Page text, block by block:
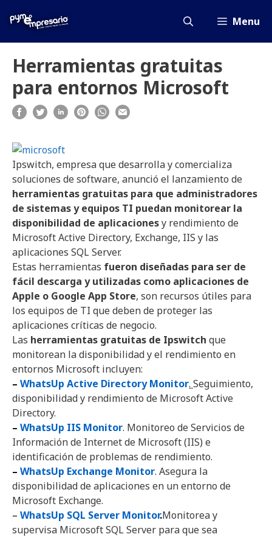
Menu
Herramientas gratuitas
para entornos Microsoft
Ipswitch, empresa que desarrolla y comercializa
soluciones de software, anunció el lanzamiento de
herramientas gratuitas para que administradores
de sistemas y equipos TI puedan monitorear la
disponibilidad de aplicacionesy rendimiento de
MicrosoftActive Directory, Exchange, IIS y las
aplicaciones SQL Server.
Estas herramientas fueron diseñadas para ser de
fácil descarga y utilizadas como aplicaciones de
Apple o Google App Store, son recursos útiles para
los equipos de TI que deben de proteger las
aplicaciones críticas de negocio.
Las herramientas gratuitas de Ipswitch que
monitorean la disponibilidad y el rendimiento en
entornos Microsoft incluyen:
– WhatsUp Active Directory Monitor. Seguimiento,
disponibilidad y rendimiento de Microsoft Active
Directory.
– WhatsUp IIS Monitor. Monitoreo de Servicios de
Información de Internet de Microsoft (IIS) e
identificación de problemas de rendimiento.
– WhatsUp Exchange Monitor. Asegura la
disponibilidad de aplicaciones en un entorno de
Microsoft Exchange.
– WhatsUp SQL Server Monitor.Monitorea y
supervisa Microsoft SQL Server para que sea